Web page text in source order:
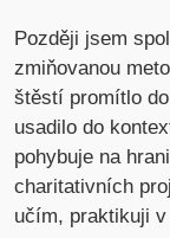
Později jsem
zmiňovanou
štěstí promítlo
usadilo do
pohybuje na
charitativních
učím, praktikuji